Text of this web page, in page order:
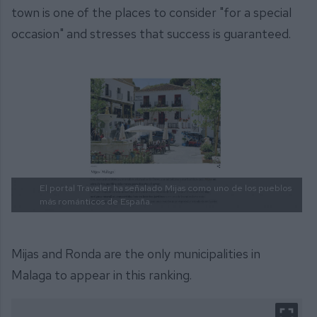
town is one of the places to consider "for a special
occasion" and stresses that success is guaranteed.
El portal Traveler ha señalado Mijas como uno de los pueblos
más románticos de España.
Mijas and Ronda are the only municipalities in
Malaga to appear in this ranking.